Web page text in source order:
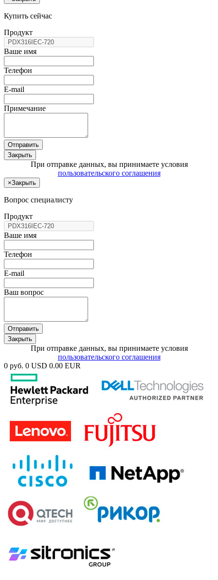
Купить сейчас
Продукт
Ваше имя
Телефон
E-mail
Примечание
Отправить
Закрыть
При отправке данных, вы принимаете условия
пользовательского соглашения
×Закрыть
Вопрос специалисту
Продукт
Ваше имя
Телефон
E-mail
Ваш вопрос
Отправить
Закрыть
При отправке данных, вы принимаете условия
пользовательского соглашения
0 руб. 0 USD 0.00 EUR